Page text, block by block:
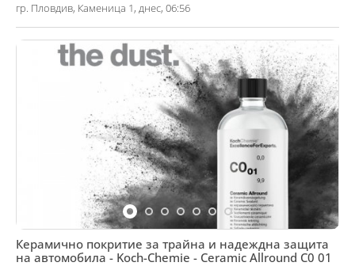
гр. Пловдив, Каменица 1, днес, 06:56
Керамично покритие за трайна и надеждна защита
на автомобила - Koch-Chemie - Ceramic Allround C0 01